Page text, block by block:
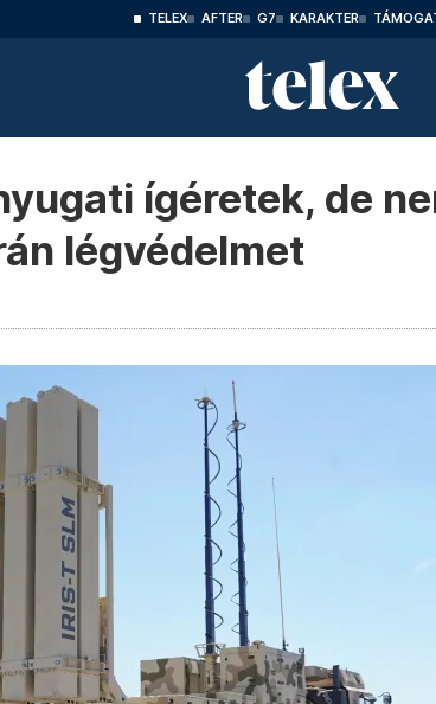
TELEX AFTER G7 KARAKTER
ígéretek, de
légvédelmet